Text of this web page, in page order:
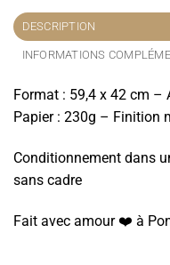
DESCRIPTION
INFORMATIONS
Format : 59,4 x 42 cm –
Papier : 230g – Finition
Conditionnement dans
sans cadre
Fait avec amour ❤️️ à